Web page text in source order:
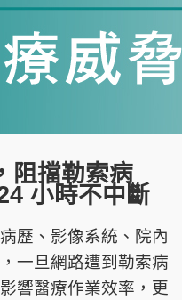
阻擋勒索病
小時不中斷
歷、影像系統、院內
一旦網路遭到勒索病
響醫療作業效率，更